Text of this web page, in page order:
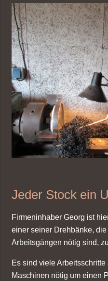
Jeder Stock ein
Firmeninhaber Georg ist
einer seiner Drehbänke,
Arbeitsgängen nötig sind,
Es sind viele
Maschinen nötig um einen